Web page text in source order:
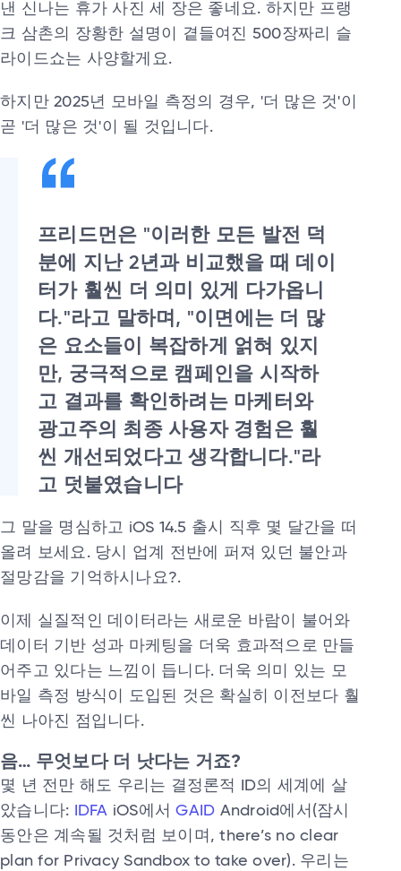
낸 신나는 휴가 사진 세 장은 좋네요. 하지만 프랭
크 삼촌의 장황한 설명이 곁들여진 500장짜리 슬
라이드쇼는 사양할게요.
하지만 2025년 모바일 측정의 경우, '더 많은 것'이
곧 '더 많은 것'이 될 것입니다.
프리드먼은 "이러한 모든 발전 덕
분에 지난 2년과 비교했을 때 데이
터가 훨씬 더 의미 있게 다가옵니
다."라고 말하며, "이면에는 더 많
은 요소들이 복잡하게 얽혀 있지
만, 궁극적으로 캠페인을 시작하
고 결과를 확인하려는 마케터와
광고주의 최종 사용자 경험은 훨
씬 개선되었다고 생각합니다."라
고 덧붙였습니다
그 말을 명심하고 iOS 14.5 출시 직후 몇 달간을 떠
올려 보세요. 당시 업계 전반에 퍼져 있던 불안과
절망감을 기억하시나요?.
이제 실질적인 데이터라는 새로운 바람이 불어와
데이터 기반 성과 마케팅을 더욱 효과적으로 만들
어주고 있다는 느낌이 듭니다. 더욱 의미 있는 모
바일 측정 방식이 도입된 것은 확실히 이전보다 훨
씬 나아진 점입니다.
음… 무엇보다 더 낫다는 거죠?
몇 년 전만 해도 우리는 결정론적 ID의 세계에 살
았습니다:
IDFA iOS에서GAID Android에서(잠시
동안은 계속될 것처럼 보이며, there’s no clear
plan for Privacy Sandbox to take over). 우리는